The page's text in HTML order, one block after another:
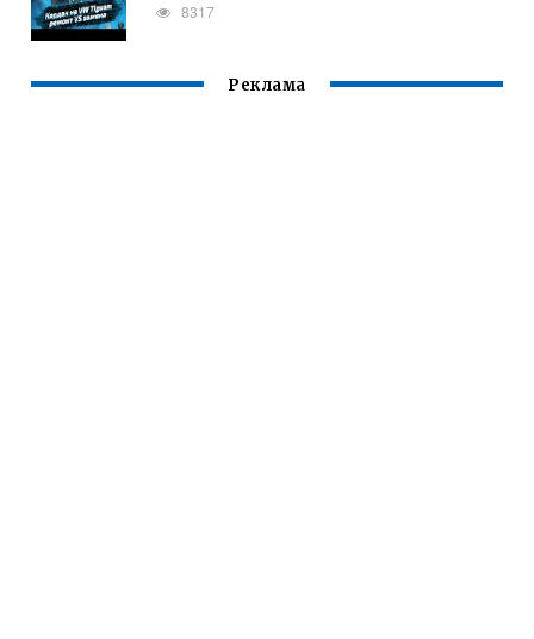
8317
Реклама